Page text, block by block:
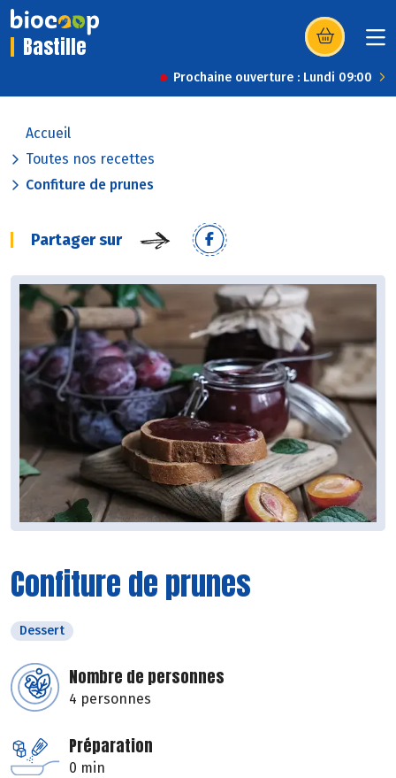
Bastille (s’ouvre dans
Prochaine ouverture : Lundi 09:00
Accueil
Toutes nos recettes
Confiture de prunes
Partager sur
Confiture de prunes
Dessert
Nombre de personnes
4 personnes
Préparation
0 min